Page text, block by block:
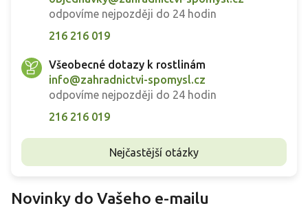
odpovíme nejpozději do 24 hodin
216 216 019
Všeobecné dotazy k rostlinám
info@zahradnictvi-spomysl.cz
odpovíme nejpozději do 24 hodin
216 216 019
Nejčastější otázky
Novinky do Vašeho e-mailu